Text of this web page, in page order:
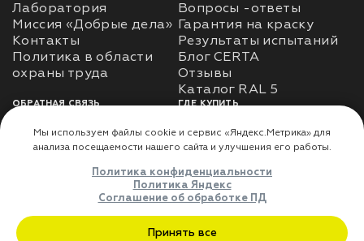
Лаборатория
Миссия «Добрые дела»
Контакты
Политика в области
Вопросы -ответы
Гарантия на краску
Результаты испытаний
Блог CERTA
Отзывы
Каталог RAL 5
ОБРАТНАЯ СВЯЗЬ
Использование
использования личных
Оферта
ГДЕ КУПИТЬ
Доставка
Где купить
ДЛЯ ПАРТНЁРОВ